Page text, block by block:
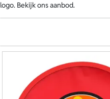
logo. Bekijk ons aanbod.